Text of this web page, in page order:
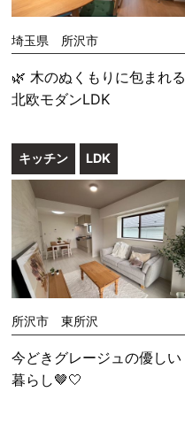
埼玉県 所沢市
🌿 木のぬくもりに包まれる
北欧モダンLDK
キッチン LDK
所沢市 東所沢
今どきグレージュの優しい
暮らし🤎🤍